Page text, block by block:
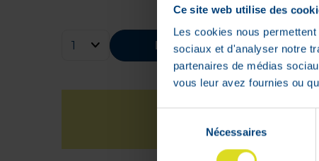
Ce site web utilise des
Les cookies nous
sociaux et d'analyser notre
partenaires de médias
vous leur avez fournies ou
consentement
Nécessaires
Bestellen